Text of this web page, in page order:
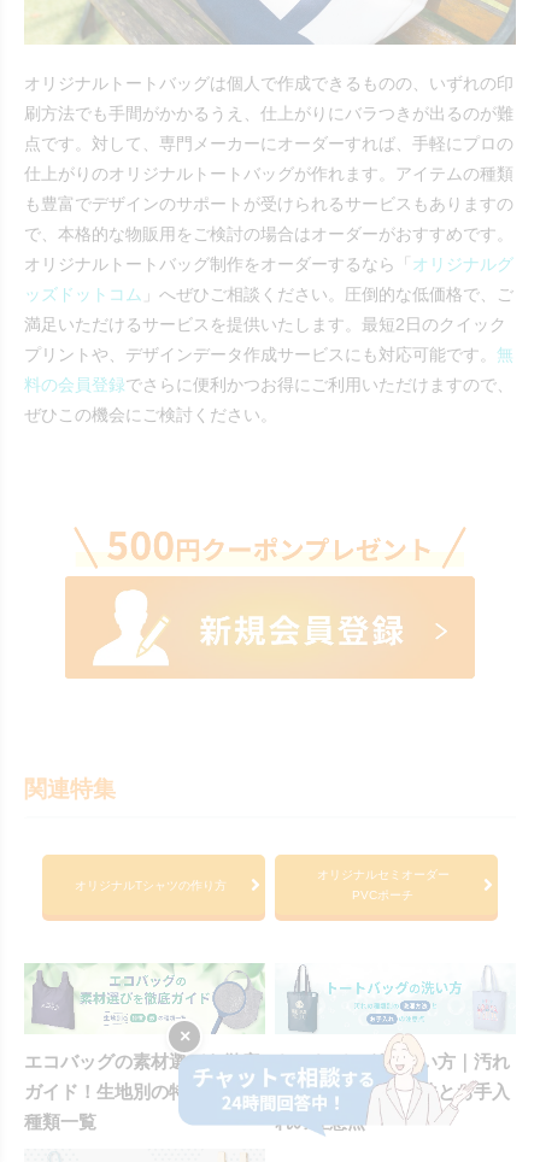
オリジナルトートバッグは個人で作成できるものの、いずれの印
刷方法でも手間がかかるうえ、仕上がりにバラつきが出るのが難
点です。対して、専門メーカーにオーダーすれば、手軽にプロの
仕上がりのオリジナルトートバッグが作れます。アイテムの種類
も豊富でデザインのサポートが受けられるサービスもありますの
で、本格的な物販用をご検討の場合はオーダーがおすすめです。
オリジナルトートバッグ制作をオーダーするなら「 オリジナルグ
ッズドットコム 」へぜひご相談ください。圧倒的な低価格で、ご
満足いただけるサービスを提供いたします。最短2日のクイック
プリントや、デザインデータ作成サービスにも対応可能です。 無
料の会員登録でさらに便利かつお得にご利用いただけますので、
ぜひこの機会にご検討ください。
関連特集
オリジナルTシャツの作り方
オリジナルセミオーダー
PVCポーチ
エコバッグの素材選びを徹底
ガイド！生地別の特徴と形の
種類一覧
トートバッグの洗い方｜汚れ
の種類別の洗濯方法とお手入
れの注意点
×